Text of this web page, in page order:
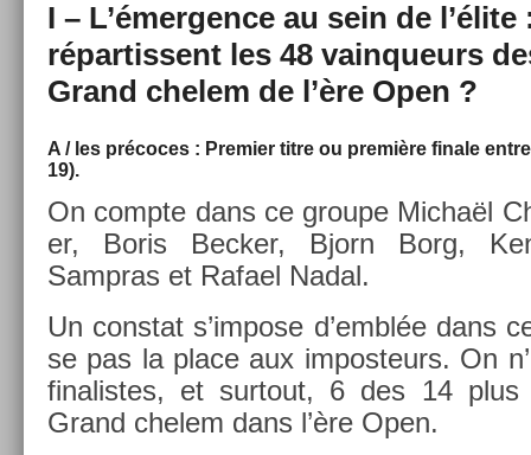
I – L’émerg­ence au sein de
répar­tissent les 48 vain­queurs
Grand chelem de l’ère Open ?
A / les précoces : Pre­mi­er titre ou première fin­ale
19).
On com­pte dans ce groupe Michaël
er, Boris Be­ck­er, Bjorn Borg,
Sampras et Rafael Nadal.
Un con­stat s’im­pose d’emblée dans
se pas la place aux im­pos­teurs. On
finalistes, et sur­tout, 6 des 14 plus
Grand chelem dans l’ère Open.